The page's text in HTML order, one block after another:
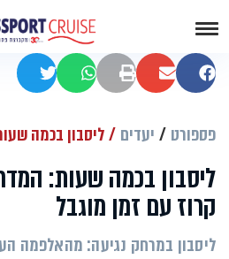
שתפו בפייסבוק
שתפו במיילהדפסהשתפו בוואטסאפ
שתפו
פספורט יעדים ליסבון בכמה שעות:
ליסבון בכמה שעות:
קרוז עם זמן מוגבל
ליסבון במרחק נגיעה: מהאלפמה